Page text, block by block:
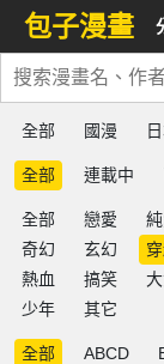
包子漫畫
全部 國漫
全部 連載中
全部 戀愛
奇幻
玄幻
熱血
搞笑
少年
其它
全部 ABCD